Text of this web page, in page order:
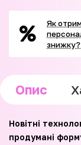
Як
знижку?
Опис
Новітні
продумані